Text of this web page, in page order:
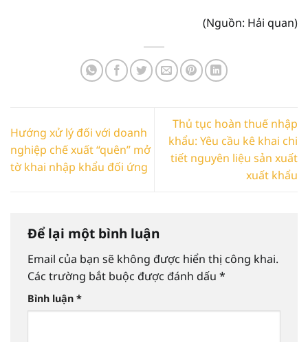
(Nguồn: Hải quan)
Hướng xử lý đối với doanh
nghiệp chế xuất “quên” mở
tờ khai nhập khẩu đối ứng
Thủ tục hoàn thuế nhập
khẩu: Yêu cầu kê khai chi
tiết nguyên liệu sản xuất
xuất khẩu
Để lại một bình luận
Email của bạn sẽ không được hiển thị công khai.
Các trường bắt buộc được đánh dấu *
Bình luận *